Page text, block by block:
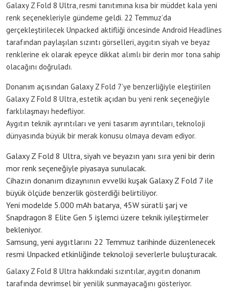
Galaxy Z Fold 8 Ultra, resmi tanıtımına kısa bir müddet kala yeni
renk seçenekleriyle gündeme geldi. 22 Temmuz’da
gerçekleştirilecek Unpacked aktifliği öncesinde Android Headlines
tarafından paylaşılan sızıntı görselleri, aygıtın siyah ve beyaz
renklerine ek olarak epeyce dikkat alımlı bir derin mor tona sahip
olacağını doğruladı.
Donanım açısından Galaxy Z Fold 7’ye benzerliğiyle eleştirilen
Galaxy Z Fold 8 Ultra, estetik açıdan bu yeni renk seçeneğiyle
farklılaşmayı hedefliyor.
Aygıtın teknik ayrıntıları ve yeni tasarım ayrıntıları, teknoloji
dünyasında büyük bir merak konusu olmaya devam ediyor.
Galaxy Z Fold 8 Ultra, siyah ve beyazın yanı sıra yeni bir derin
mor renk seçeneğiyle piyasaya sunulacak.
Cihazın donanım dizaynının evvelki kuşak Galaxy Z Fold 7 ile
büyük ölçüde benzerlik gösterdiği belirtiliyor.
Yeni modelde 5.000 mAh batarya, 45W süratli şarj ve
Snapdragon 8 Elite Gen 5 işlemci üzere teknik iyileştirmeler
bekleniyor.
Samsung, yeni aygıtlarını 22 Temmuz tarihinde düzenlenecek
resmi Unpacked etkinliğinde teknoloji severlerle buluşturacak.
Galaxy Z Fold 8 Ultra hakkındaki sızıntılar, aygıtın donanım
tarafında devrimsel bir yenilik sunmayacağını gösteriyor.